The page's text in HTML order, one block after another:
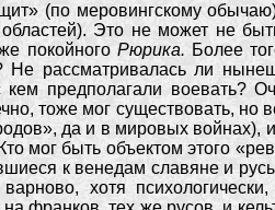
(по меровингскому
Это не может не
покойного Рюрика. Более
рассматривалась ли
предполагали воевать?
тоже мог существовать, но
да и в мировых
мог быть объектом этого
к венедам славяне и
хотя